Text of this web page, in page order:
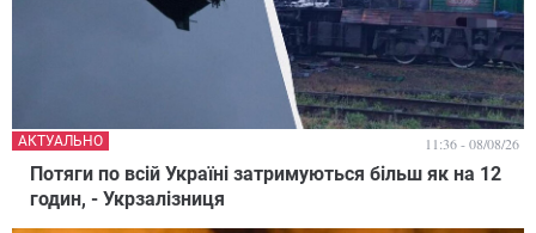
Потяги по всій Україні затримуються більш як на 12
годин, - Укрзалізниця
АКТУАЛЬНО 11:36 - 08/08/26